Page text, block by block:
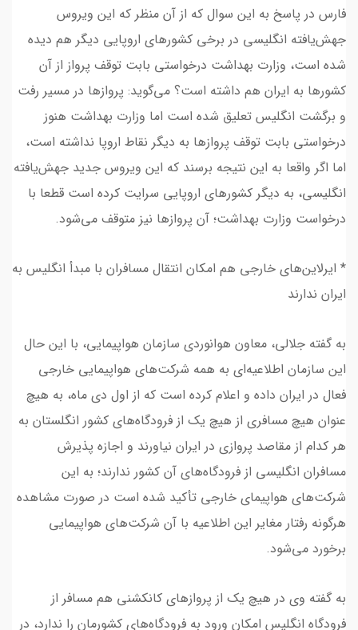
فارس در پاسخ به این سوال که از آن منظر که این ویروس
جهش‌یافته انگلیسی در برخی کشورهای اروپایی دیگر هم دیده
شده است، وزارت بهداشت درخواستی بابت توقف پرواز از آن
کشورها به ایران هم داشته است؟ می‌گوید:‌ پروازها در مسیر رفت
و برگشت انگلیس تعلیق شده است اما ‌وزارت بهداشت هنوز
درخواستی بابت توقف پروازها به دیگر نقاط اروپا نداشته است‌،
اما اگر واقعا به این نتیجه برسند که این ویروس جدید جهش‌یافته
انگلیسی، به دیگر کشورهای اروپایی سرایت کرده است قطعا با
درخواست وزارت بهداشت؛ آن پروازها نیز متوقف می‌شود.
*‌ ایرلاین‌های خارجی هم امکان انتقال مسافران با مبدأ انگلیس به
ایران ندارند
به گفته جلالی، معاون هوانوردی سازمان هواپیمایی، با این حال
این سازمان اطلاعیه‌ای به همه شرکت‌های هواپیمایی خارجی
فعال در ایران داده‌‌ و اعلام کرده‌ است که از اول دی ماه، به هیچ
عنوان هیچ مسافری از هیچ یک از فرودگاه‌های کشور انگلستان به
هر کدام از مقاصد پروازی در ایران نیاورند و اجازه پذیرش
مسافران انگلیسی از فرودگاه‌های آن کشور ندارند؛ به این
شرکت‌های هواپیمای خارجی تأکید شده است در صورت مشاهده
هرگونه رفتار مغایر این‌ اطلاعیه با آن شرکت‌های هواپیمایی
برخورد می‌شود.
به گفته وی در هیچ یک از پروازهای کانکشنی هم مسافر از
فرودگاه انگلیس امکان ورود به فرودگاه‌های کشورمان را ندارد، در